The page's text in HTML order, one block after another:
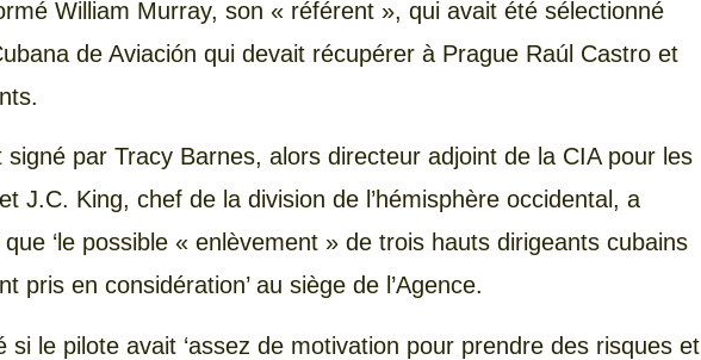
William Murray, son « référent », qui avait été sélectionné
de Aviación qui devait récupérer à Prague Raúl Castro et
signé par Tracy Barnes, alors directeur adjoint de la CIA pour les
J.C. King, chef de la division de l’hémisphère occidental, a
‘le possible « enlèvement » de trois hauts dirigeants cubains
pris en considération’ au siège de l’Agence.
si le pilote avait ‘assez de motivation pour prendre des risques et